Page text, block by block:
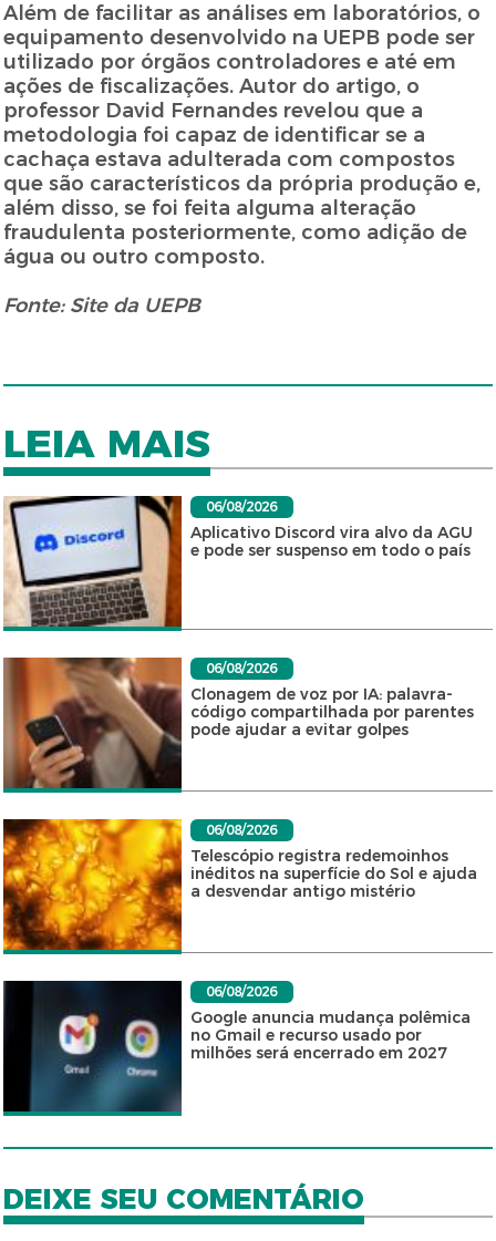
Além de facilitar as análises em laboratórios, o
equipamento desenvolvido na UEPB pode ser
utilizado por órgãos controladores e até em
ações de fiscalizações. Autor do artigo, o
professor David Fernandes revelou que a
metodologia foi capaz de identificar se a
cachaça estava adulterada com compostos
que são característicos da própria produção e,
além disso, se foi feita alguma alteração
fraudulenta posteriormente, como adição de
água ou outro composto.
Fonte: Site da UEPB
LEIA MAIS
06/08/2026
Aplicativo Discord vira alvo da AGU
e pode ser suspenso em todo o país
06/08/2026
Clonagem de voz por IA: palavra-
código compartilhada por parentes
pode ajudar a evitar golpes
06/08/2026
Telescópio registra redemoinhos
inéditos na superfície do Sol e ajuda
a desvendar antigo mistério
06/08/2026
Google anuncia mudança polêmica
no Gmail e recurso usado por
milhões será encerrado em 2027
DEIXE SEU COMENTÁRIO